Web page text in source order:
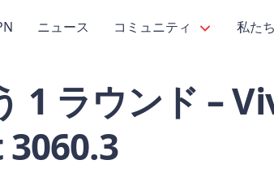
ニュース コミュニティ 私た
1 ラウンド –